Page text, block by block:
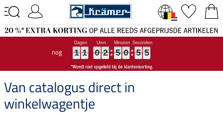
nog 1
1
1
1 1
1
1
1 0
0
0
0 2
2
2
2 5
5
5
5 0
0
0
0 5
5
5
5 5
5
5
5
Van catalogus direct in
winkelwagentje